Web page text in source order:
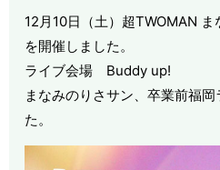
12月10日（土）超TWOMAN
を開催しました。
ライブ会場 Buddy up!
まなみのりさサン、卒業前福
た。